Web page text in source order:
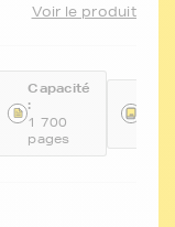
Voir le produit
Capacité
:
1 700
pages